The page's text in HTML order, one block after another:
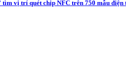
vị trí quét chip NFC trên 750 mẫu điện